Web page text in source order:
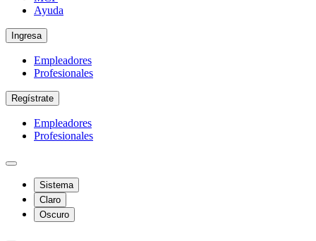
Ayuda
Ingresa
Empleadores
Profesionales
Regístrate
Empleadores
Profesionales
Sistema
Claro
Oscuro